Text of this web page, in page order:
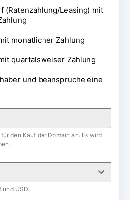
(Ratenzahlung/Leasing) mit
monatlicher Zahlung
quartalsweiser Zahlung
und beanspruche eine
den Kauf der Domain an. Es wird
und USD.